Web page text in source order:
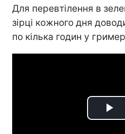
Для перевтілення в
зірці кожного дня
по кілька годин у